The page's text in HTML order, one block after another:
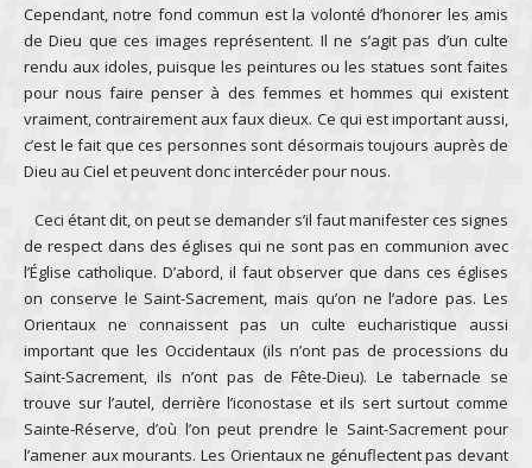
Cependant, notre fond commun est la volonté d’honorer les amis
de Dieu que ces images représentent. Il ne s’agit pas d’un culte
rendu aux idoles, puisque les peintures ou les statues sont faites
pour nous faire penser à des femmes et hommes qui existent
vraiment, contrairement aux faux dieux. Ce qui est important aussi,
c’est le fait que ces personnes sont désormais toujours auprès de
Dieu au Ciel et peuvent donc intercéder pour nous.
Ceci étant dit, on peut se demander s’il faut manifester ces signes
de respect dans des églises qui ne sont pas en communion avec
l’Église catholique. D’abord, il faut observer que dans ces églises
on conserve le Saint-Sacrement, mais qu’on ne l’adore pas. Les
Orientaux ne connaissent pas un culte eucharistique aussi
important que les Occidentaux (ils n’ont pas de processions du
Saint-Sacrement, ils n’ont pas de Fête-Dieu). Le tabernacle se
trouve sur l’autel, derrière l’iconostase et ils sert surtout comme
Sainte-Réserve, d’où l’on peut prendre le Saint-Sacrement pour
l’amener aux mourants. Les Orientaux ne génuflectent pas devant